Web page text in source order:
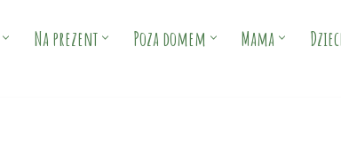
Na prezent Poza domem Mama